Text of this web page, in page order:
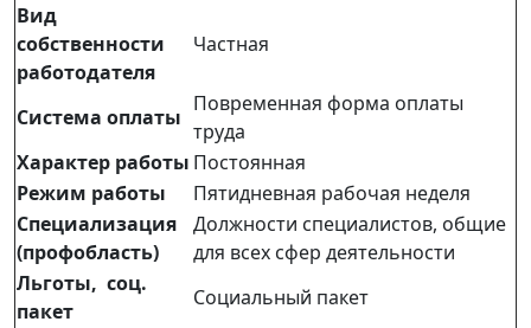
Вид
собственности
работодателя
Частная
Система оплаты
Повременная форма оплаты
труда
Характер работы Постоянная
Режим работы
Пятидневная рабочая неделя
Специализация
(профобласть)
Должности специалистов, общие
для всех сфер деятельности
Льготы, соц.
пакет
Социальный пакет